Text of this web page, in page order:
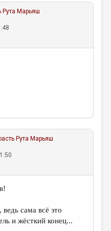
Рута Марьяш
Рута Марьяш
сама всё это
и жёсткий конец...